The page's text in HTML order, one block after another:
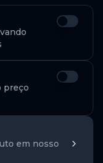
preço
em nosso